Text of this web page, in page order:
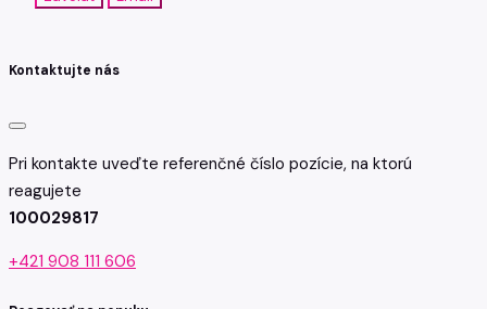
Kontaktujte nás
Pri kontakte uveďte referenčné číslo pozície, na ktorú
reagujete
100029817
+421 908 111 606